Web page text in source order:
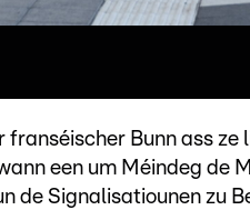
franséischer Bunn ass
een um Méindeg de
de Signalisatiounen zu